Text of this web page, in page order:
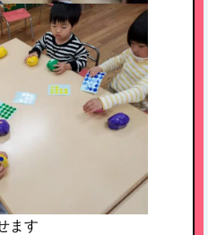
HOME
ます